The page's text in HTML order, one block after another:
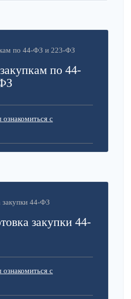
по 44-ФЗ и 223-ФЗ
по 44-
с
закупки 44-ФЗ
закупки 44-
с